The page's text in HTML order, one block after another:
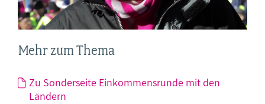
Mehr zum Thema
Zu Sonderseite Einkommensrunde mit den
Ländern